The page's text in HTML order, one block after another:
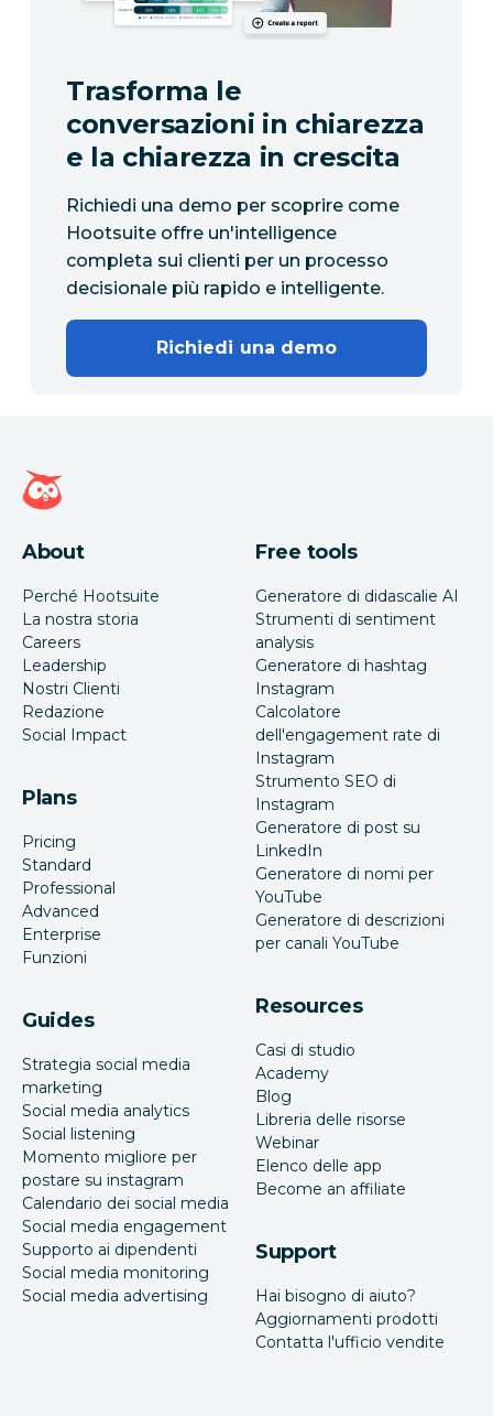
Trasforma le
conversazioni in chiarezza
e la chiarezza in crescita
Richiedi una demo per scoprire come
Hootsuite offre un'intelligence
completa sui clienti per un processo
decisionale più rapido e intelligente.
Richiedi una demo
Home page di Hootsuite
About
Perché Hootsuite
La nostra storia
Careers
Leadership
Nostri Clienti
Redazione
Social Impact
Plans
Pricing
Standard
Professional
Advanced
Enterprise
Funzioni
Guides
Strategia social media
marketing
Social media analytics
Social listening
Momento migliore per
postare su instagram
Calendario dei social media
Social media engagement
Supporto ai dipendenti
Social media monitoring
Social media advertising
Free tools
Generatore di didascalie AI
Strumenti di sentiment
analysis
Generatore di hashtag
Instagram
Calcolatore
dell'engagement rate di
Instagram
Strumento SEO di
Instagram
Generatore di post su
LinkedIn
Generatore di nomi per
YouTube
Generatore di descrizioni
per canali YouTube
Resources
Casi di studio
Academy
Blog
Libreria delle risorse
Webinar
Elenco delle app
Become an affiliate
Support
Hai bisogno di aiuto?
Aggiornamenti prodotti
Contatta l'ufficio vendite